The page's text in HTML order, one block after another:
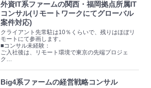
外資IT系ファームの関西・福岡拠点所属IT
コンサル(リモートワークにてグローバル
案件対応)
クライアント先常駐は10％くらいで、残りはほぼリ
モートにて参画します。
■コンサル未経験：
ご入社後は、リモート環境で東京の先端プロジェ
ク…
Big4系ファームの経営戦略コンサル